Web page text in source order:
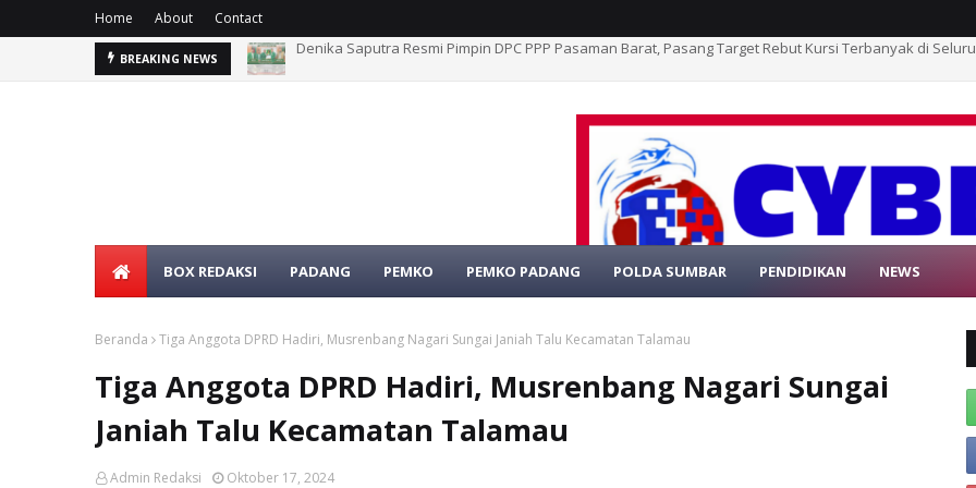
Home About Contact
BREAKING NEWS Sekda Pasbar dan Anggota DPRD Pasbar Dampingi Sosialisasi Germas, Ade Rezki Pratama Dorong
SELAMAT
BOX REDAKSI PADANG PEMKO PEMKO PADANG POLDA SUMBAR PENDIDIKAN NEWS
Beranda Tiga Anggota DPRD Hadiri, Musrenbang Nagari Sungai Janiah Talu Kecamatan Talamau
Tiga Anggota DPRD Hadiri, Musrenbang Nagari Sungai
Janiah Talu Kecamatan Talamau
Admin Redaksi Oktober 17, 2024